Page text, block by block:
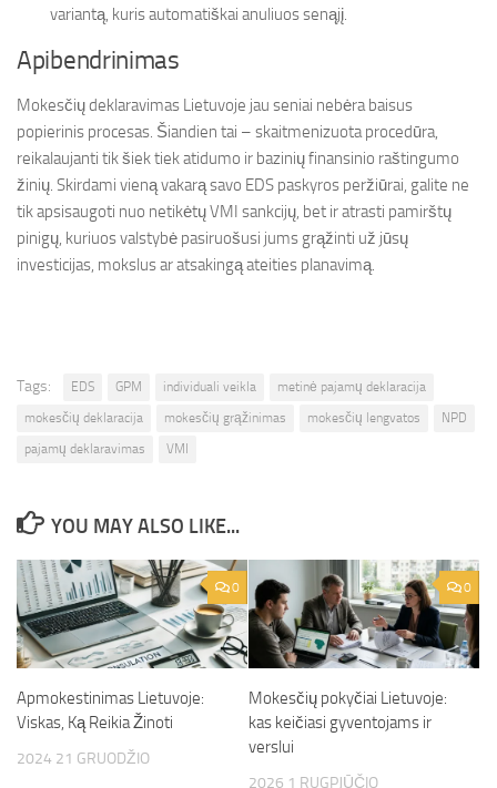
variantą, kuris automatiškai anuliuos senąjį.
Apibendrinimas
Mokesčių deklaravimas Lietuvoje jau seniai nebėra baisus
popierinis procesas. Šiandien tai – skaitmenizuota procedūra,
reikalaujanti tik šiek tiek atidumo ir bazinių finansinio raštingumo
žinių. Skirdami vieną vakarą savo EDS paskyros peržiūrai, galite ne
tik apsisaugoti nuo netikėtų VMI sankcijų, bet ir atrasti pamirštų
pinigų, kuriuos valstybė pasiruošusi jums grąžinti už jūsų
investicijas, mokslus ar atsakingą ateities planavimą.
Tags: EDS GPM individuali veikla
metinė pajamų deklaracija
mokesčių deklaracija
mokesčių grąžinimas mokesčių lengvatos
NPD
pajamų deklaravimas
VMI
YOU MAY ALSO LIKE...
0
Apmokestinimas Lietuvoje:
Viskas, Ką Reikia Žinoti
2024 21 GRUODŽIO
0
Mokesčių pokyčiai Lietuvoje:
kas keičiasi gyventojams ir
verslui
2026 1 RUGPJŪČIO